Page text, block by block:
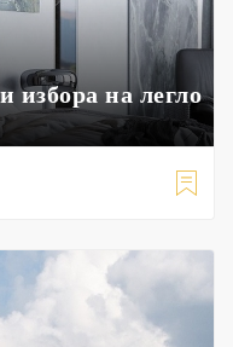
избора на легло
